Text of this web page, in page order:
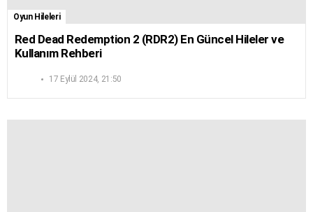
Oyun Hileleri
Red Dead Redemption 2 (RDR2) En Güncel Hileler ve
Kullanım Rehberi
17 Eylül 2024, 21:50